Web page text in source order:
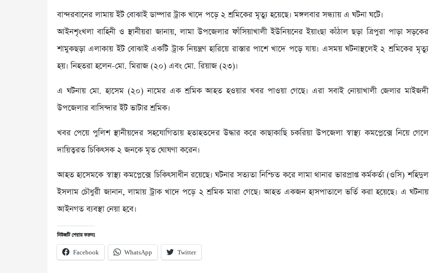
বান্দরবানের লামায় ইট বোঝাই ডাম্পার ট্রাক খাদে পড়ে ২ শ্রমিকের মৃত্যু হয়েছে। মঙ্গলবার সন্ধ্যায় এ ঘটনা ঘটে।
আইনশৃংখলা বাহিনী ও স্থানীয়রা জানায়, লামা উপজেলার ফাঁসিয়াখালী ইউনিয়নের ইয়াংছা কাঁঠাল ছড়া ত্রিপুরা পাড়া সড়কের
শামুকছড়া এলাকায় ইট বোঝাই একটি ট্রাক নিয়ন্ত্রণ হারিয়ে রাস্তার পাশে খাদে পড়ে যায়। এসময় ঘটনাস্থলেই ২ শ্রমিকের মৃত্যু
হয়। নিহতরা হলেন-মো. মিরাজ (২০) এবং মো. রিয়াজ (২৩)।
এ ঘটনায় মো. হাসেম (২০) নামের এক শ্রমিক আহত হওয়ার খবর পাওয়া গেছে। এরা সবাই নোয়াখালী জেলার মাইজদী
উপজেলার বাসিন্দার ইট ভাটার শ্রমিক।
খবর পেয়ে পুলিশ স্থানীয়দের সহযোগিতায় হতাহতদের উদ্ধার করে কাছাকাছি চকরিয়া উপজেলা স্বাস্থ্য কমপ্লেক্সে নিয়ে গেলে
দায়িত্বরত চিকিৎসক ২ জনকে মৃত ঘোষণা করেন।
আহত হাসেমকে স্বাস্থ্য কমপ্লেক্সে চিকিৎসাধীন রয়েছে। ঘটনার সত্যতা নিশ্চিত করে লামা থানার ভারপ্রাপ্ত কর্মকর্তা (ওসি) শহিদুল
ইসলাম চৌধুরী জানান, লামায় ট্রাক খাদে পড়ে ২ শ্রমিক মারা গেছে। আহত একজন হাসপাতালে ভর্তি করা হয়েছে। এ ঘটনায়
আইনগত ব্যবস্থা নেয়া হবে।
নিউজটি শেয়ার করুনঃ
Facebook WhatsApp Twitter